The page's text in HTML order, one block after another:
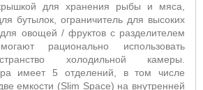
для хранения рыбы и мяса,
бутылок, ограничитель для высоких
овощей / фруктов с разделителем
рационально использовать
холодильной камеры.
имеет 5 отделений, в том числе
емкости (Slim Space) на внутренней